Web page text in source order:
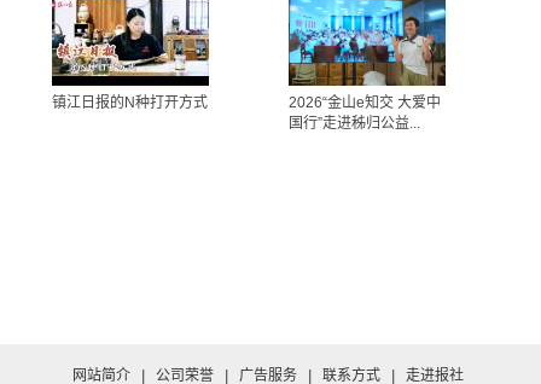
镇江日报的N种打开方式
2026“金山e知交 大爱中
国行”走进秭归公益...
网站简介 | 公司荣誉 | 广告服务 | 联系方式 | 走进报社